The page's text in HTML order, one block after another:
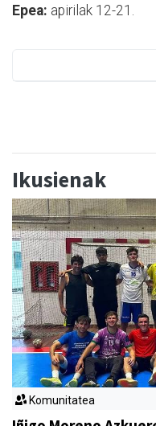
Epea: apirilak 12-21.
Ikusienak
Komunitatea